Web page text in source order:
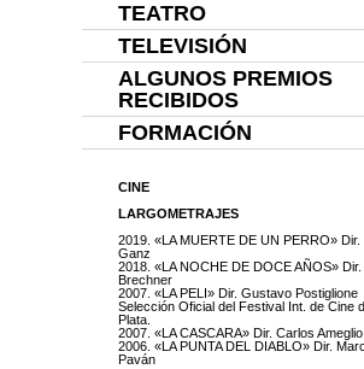
TEATRO
TELEVISIÓN
ALGUNOS PREMIOS
RECIBIDOS
FORMACIÓN
CINE
LARGOMETRAJES
2019. «LA MUERTE DE UN PERRO» Dir.
Ganz
2018. «LA NOCHE DE DOCE AÑOS»
Brechner
2007. «LA PELI» Dir. Gustavo Postiglione
Selección Oficial del Festival Int. de Cine
Plata.
2007. «LA CASCARA» Dir. Carlos Ameglio
2006. «LA PUNTA DEL DIABLO» Dir.
Paván